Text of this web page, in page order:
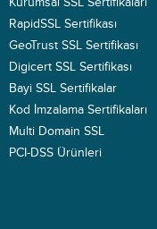
RapidSSL Sertifikası
GeoTrust SSL Sertifikası
Digicert SSL Sertifikası
Bayi SSL Sertifikalar
Kod İmzalama Sertifikaları
Multi Domain SSL
PCI-DSS Ürünleri